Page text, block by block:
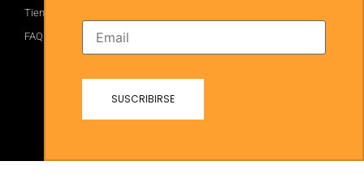
Tienda
FAQ
© 2026 TuCuatro Corp. All rights Reserved.